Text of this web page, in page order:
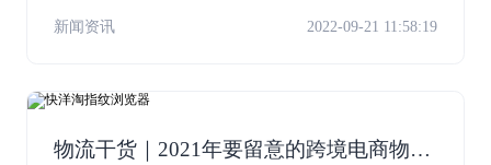
选了7家优秀海外仓实践案例,发布首批优秀海
为支撑跨境电商发展、拓展国际市场的新型外
新闻资讯 2022-09-21 11:58:19
物流干货｜2021年要留意的跨境电商物流